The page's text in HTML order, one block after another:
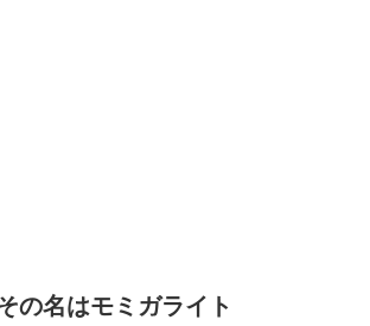
の名はモミガライト